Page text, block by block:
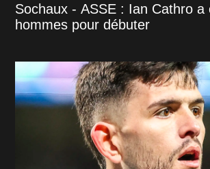
Sochaux - ASSE : Ian Cathro a
hommes pour débuter